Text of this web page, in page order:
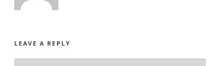
LEAVE A REPLY